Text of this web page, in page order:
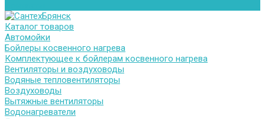
Каталог товаров
Автомойки
Бойлеры косвенного нагрева
Комплектующее к бойлерам косвенного нагрева
Вентиляторы и воздуховоды
Водяные тепловентиляторы
Воздуховоды
Вытяжные вентиляторы
Водонагреватели